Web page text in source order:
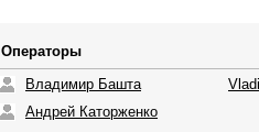
Операторы
Владимир Башта
Андрей Каторженко